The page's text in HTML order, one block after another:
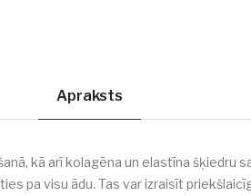
Apraksts
kā arī kolagēna un elastīna šķiedru
pa visu ādu. Tas var izraisīt